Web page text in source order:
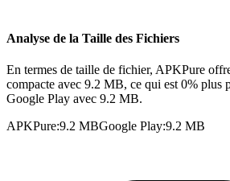
Analyse de la Taille des Fichiers
En termes de taille de fichier, APKPure
compacte avec 9.2 MB, ce qui est 0% plus
Google Play avec 9.2 MB.
APKPure:9.2 MBGoogle Play:9.2 MB